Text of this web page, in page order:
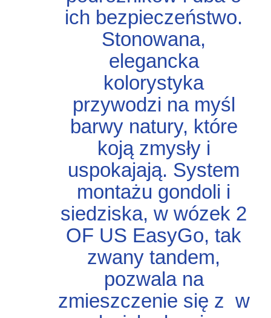
ich bezpieczeństwo.
Stonowana,
elegancka
kolorystyka
przywodzi na myśl
barwy natury, które
koją zmysły i
uspokajają. System
montażu gondoli i
siedziska, w wózek 2
OF US EasyGo, tak
zwany tandem,
pozwala na
zmieszczenie się z w